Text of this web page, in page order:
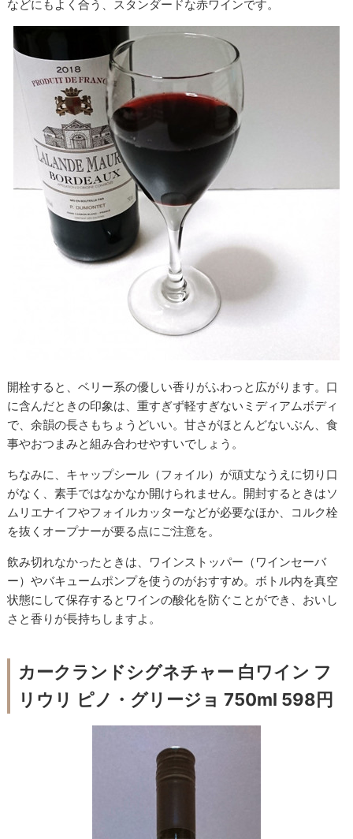
などにもよく合う、スタンダードな赤ワインです。
開栓すると、ベリー系の優しい香りがふわっと広がります。口
に含んだときの印象は、重すぎず軽すぎないミディアムボディ
で、余韻の長さもちょうどいい。甘さがほとんどないぶん、食
事やおつまみと組み合わせやすいでしょう。
ちなみに、キャップシール（フォイル）が頑丈なうえに切り口
がなく、素手ではなかなか開けられません。開封するときはソ
ムリエナイフやフォイルカッターなどが必要なほか、コルク栓
を抜くオープナーが要る点にご注意を。
飲み切れなかったときは、ワインストッパー（ワインセーバ
ー）やバキュームポンプを使うのがおすすめ。ボトル内を真空
状態にして保存するとワインの酸化を防ぐことができ、おいし
さと香りが長持ちしますよ。
カークランドシグネチャー 白ワイン フ
リウリ ピノ・グリージョ 750ml 598円